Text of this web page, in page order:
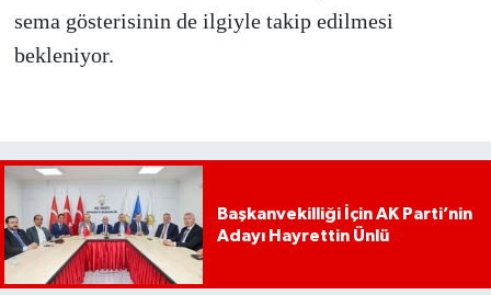
sema gösterisinin de ilgiyle takip edilmesi
bekleniyor.
Başkanvekilliği İçin AK Parti’nin
Adayı Hayrettin Ünlü